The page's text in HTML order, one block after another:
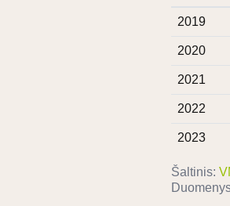
2019
2020
2021
2022
2023
Šaltinis: